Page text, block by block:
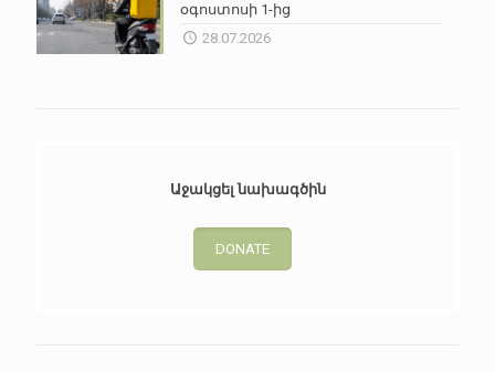
օգոստոսի 1-ից
28.07.2026
Աջակցել նախագծին
DONATE